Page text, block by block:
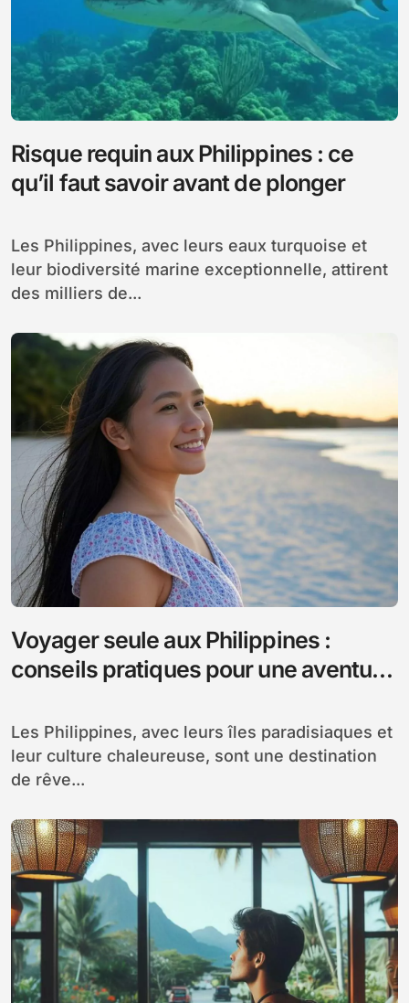
Risque requin aux Philippines : ce
qu’il faut savoir avant de plonger
Les Philippines, avec leurs eaux turquoise et
leur biodiversité marine exceptionnelle, attirent
des milliers de...
Voyager seule aux Philippines :
conseils pratiques pour une aventure
Les Philippines, avec leurs îles paradisiaques et
leur culture chaleureuse, sont une destination
de rêve...